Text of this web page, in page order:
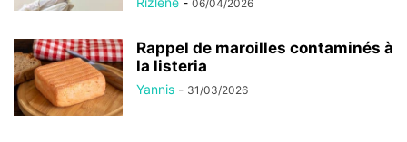
06/04/2026
Rappel de maroilles contaminés à
la listeria
Yannis - 31/03/2026